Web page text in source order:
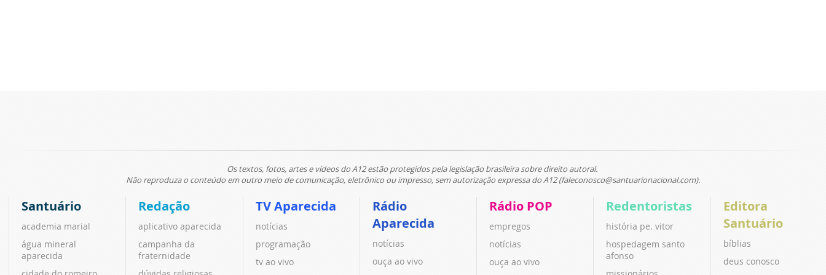
Os textos, fotos, artes e vídeos do A12 estão protegidos pela legislação brasileira sobre direito autoral.
Não reproduza o conteúdo em outro meio de comunicação, eletrônico ou impresso, sem autorização expressa do A12 (faleconosco@santuarionacional.com).
Santuário
academia marial
água mineral
aparecida
Redação
aplicativo aparecida
campanha da
fraternidade
TV Aparecida
notícias
programação
tv ao vivo
Rádio
Aparecida
notícias
ouça ao vivo
Rádio POP
empregos
notícias
ouça ao vivo
Redentoristas
história pe. vitor
hospedagem santo
afonso
Editora
Santuário
bíblias
deus conosco